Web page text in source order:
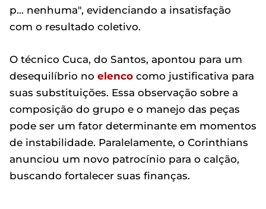
p... nenhuma", evidenciando a insatisfação
com o resultado coletivo.
O técnico Cuca, do Santos, apontou para um
desequilíbrio no elenco como justificativa para
suas substituições. Essa observação sobre a
composição do grupo e o manejo das peças
pode ser um fator determinante em momentos
de instabilidade. Paralelamente, o Corinthians
anunciou um novo patrocínio para o calção,
buscando fortalecer suas finanças.